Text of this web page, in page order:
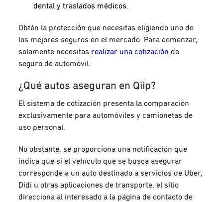
dental y traslados médicos.
Obtén la protección que necesitas eligiendo uno de
los mejores seguros en el mercado. Para comenzar,
solamente necesitas realizar una cotizaciónde
seguro de automóvil.
¿Qué autos aseguran en Qiip?
El sistema de cotización presenta la comparación
exclusivamente para automóviles y camionetas de
uso personal.
No obstante, se proporciona una notificación que
indica que si el vehículo que se busca asegurar
corresponde a un auto destinado a servicios de Uber,
Didi u otras aplicaciones de transporte, el sitio
direcciona al interesado a la página de contacto de